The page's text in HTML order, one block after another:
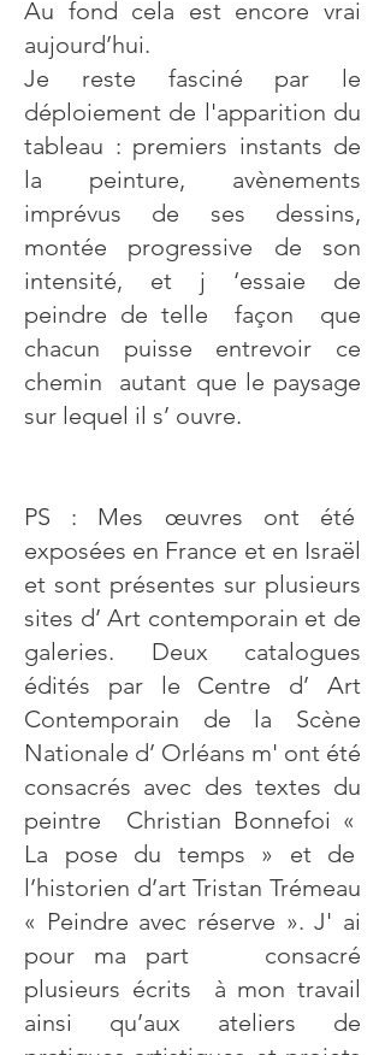
Au fond cela est encore vrai
aujourd’hui.
Je reste fasciné par le
déploiement de l'apparition du
tableau : premiers instants de
la peinture, avènements
imprévus de ses dessins,
montée progressive de son
intensité, et j ‘essaie de
peindre de telle façon que
chacun puisse entrevoir ce
chemin autant que le paysage
sur lequel il s’ ouvre.
PS : Mes œuvres ont été
exposées en France et en Israël
et sont présentes sur plusieurs
sites d’ Art contemporain et de
galeries. Deux catalogues
édités par le Centre d’ Art
Contemporain de la Scène
Nationale d’ Orléans m' ont été
consacrés avec des textes du
peintre Christian Bonnefoi «
La pose du temps » et de
l’historien d’art Tristan Trémeau
« Peindre avec réserve ». J' ai
pour ma part consacré
plusieurs écrits à mon travail
ainsi qu’aux ateliers de